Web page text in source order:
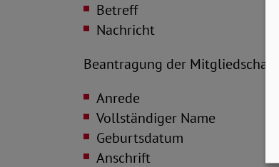
Betreff
Nachricht
Beantragung der Mitgliedschaft:
Anrede
Vollständiger Name
Geburtsdatum
Anschrift